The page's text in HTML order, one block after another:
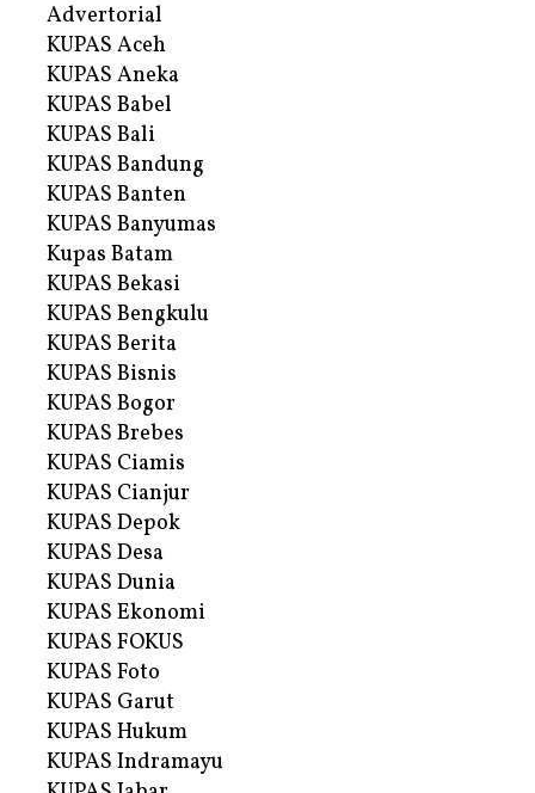
Advertorial
KUPAS Aceh
KUPAS Aneka
KUPAS Babel
KUPAS Bali
KUPAS Bandung
KUPAS Banten
KUPAS Banyumas
Kupas Batam
KUPAS Bekasi
KUPAS Bengkulu
KUPAS Berita
KUPAS Bisnis
KUPAS Bogor
KUPAS Brebes
KUPAS Ciamis
KUPAS Cianjur
KUPAS Depok
KUPAS Desa
KUPAS Dunia
KUPAS Ekonomi
KUPAS FOKUS
KUPAS Foto
KUPAS Garut
KUPAS Hukum
KUPAS Indramayu